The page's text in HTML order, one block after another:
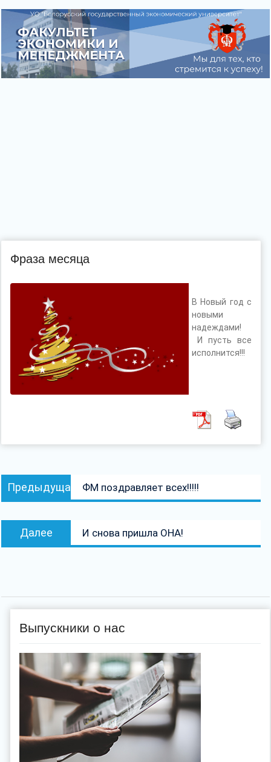
Фраза месяца
В Новый год с
новыми
надеждами!
И пусть все
исполнится!!!
Навигация
по
Предыдущая
Предыдущая
запись:
ФМ поздравляет всех!!!!!
Далее
запись:
И снова пришла ОНА!
Выпускники о нас